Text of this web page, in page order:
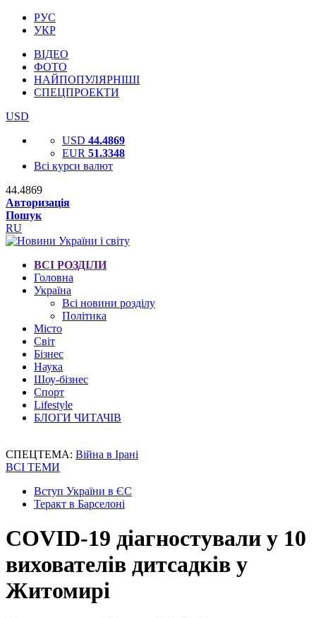
РУС
УКР
ВІДЕО
ФОТО
НАЙПОПУЛЯРНІШІ
СПЕЦПРОЕКТИ
USD
USD 44.4869
EUR 51.3348
Всі курси валют
44.4869
Авторизація
Пошук
RU
ВСІ РОЗДІЛИ
Головна
Україна
Всі новини розділу
Політика
Місто
Світ
Бізнес
Наука
Шоу-бізнес
Спорт
Lifestyle
БЛОГИ ЧИТАЧІВ
СПЕЦТЕМА: Війна в Ірані
ВСІ ТЕМИ
Вступ України в ЄС
Теракт в Барселоні
COVID-19 діагностували у 10
вихователів дитсадків у
Житомирі